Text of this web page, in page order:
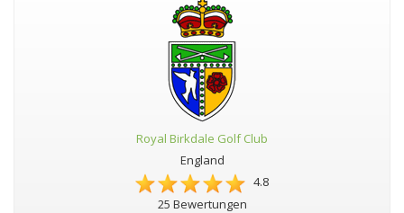
Royal Birkdale Golf Club
England
4.8
25 Bewertungen